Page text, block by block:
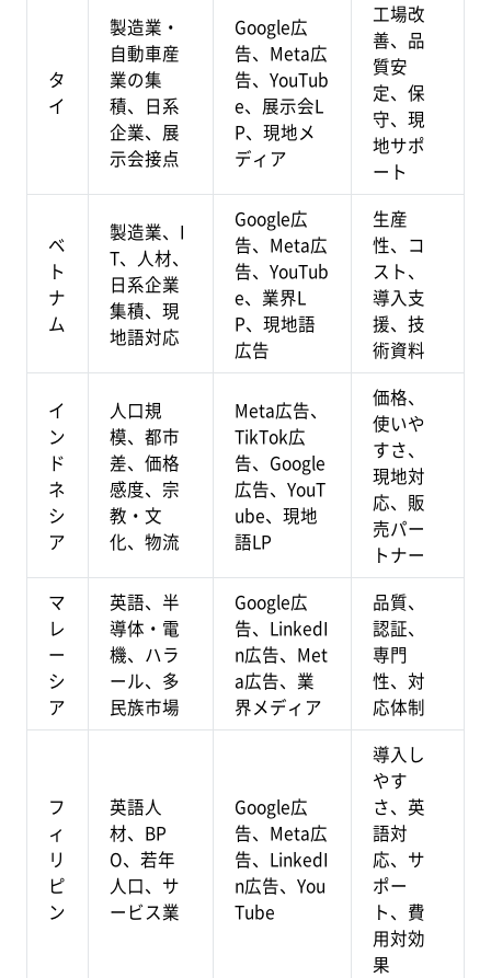
タ
イ
製造業・
自動車産
業の集
積、日系
企業、展
示会接点
Google広
告、Meta広
告、YouTub
e、展示会L
P、現地メ
ディア
工場改
善、品
質安
定、保
守、現
地サポ
ート
ベ
ト
ナ
ム
製造業、I
T、人材、
日系企業
集積、現
地語対応
Google広
告、Meta広
告、YouTub
e、業界L
P、現地語
広告
生産
性、コ
スト、
導入支
援、技
術資料
イ
ン
ド
ネ
シ
ア
人口規
模、都市
差、価格
感度、宗
教・文
化、物流
Meta広告、
TikTok広
告、Google
広告、YouT
ube、現地
語LP
価格、
使いや
すさ、
現地対
応、販
売パー
トナー
マ
レ
ー
シ
ア
英語、半
導体・電
機、ハラ
ール、多
民族市場
Google広
告、LinkedI
n広告、Met
a広告、業
界メディア
品質、
認証、
専門
性、対
応体制
フ
ィ
リ
ピ
ン
英語人
材、BP
O、若年
人口、サ
ービス業
Google広
告、Meta広
告、LinkedI
n広告、You
Tube
導入し
やす
さ、英
語対
応、サ
ポー
ト、費
用対効
果